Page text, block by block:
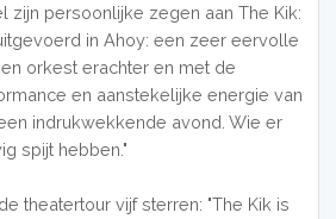
zijn persoonlijke zegen aan The Kik:
in Ahoy: een zeer eervolle
orkest erachter en met de
en aanstekelijke energie van
indrukwekkende avond. Wie er
spijt hebben."
theatertour vijf sterren: "The Kik is